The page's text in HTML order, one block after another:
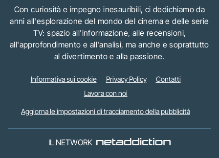
Con curiosità e impegno inesauribili, ci dedichiamo da
anni all'esplorazione del mondo del cinema e delle serie
TV: spazio all'informazione, alle recensioni,
all'approfondimento e all'analisi, ma anche e soprattutto
al divertimento e alla passione.
Informativa sui cookie Privacy Policy
Contatti
Lavora con noi
Aggiorna le impostazioni di tracciamento della pubblicità
IL NETWORK